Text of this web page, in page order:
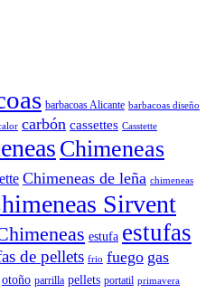
barbacoas Alicante barbacoas diseño
carbón cassettes Casstette
Chimeneas
Chimeneas de leña chimeneas
Sirvent
estufa estufas
de pellets frio fuego gas
otoño parrilla pellets portatil primavera